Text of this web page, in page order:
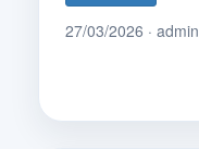
27/03/2026 · admin